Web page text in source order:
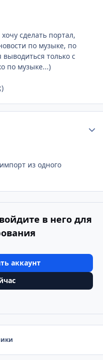
сделать портал,
по музыке, по
только с
по музыке...)
из одного
в него для
аккаунт